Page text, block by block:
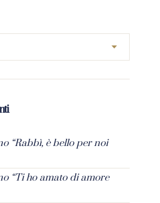
“Rabbì, è bello per noi
“Ti ho amato di amore